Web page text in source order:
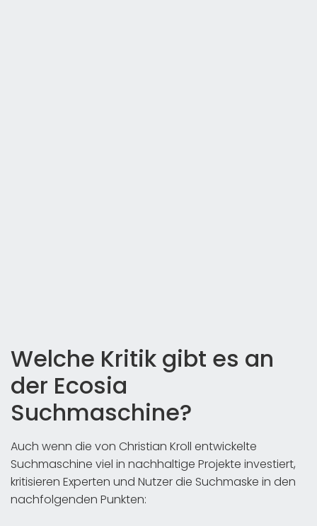
Welche Kritik gibt es an
der Ecosia
Suchmaschine?
Auch wenn die von Christian Kroll entwickelte
Suchmaschine viel in nachhaltige Projekte investiert,
kritisieren Experten und Nutzer die Suchmaske in den
nachfolgenden Punkten: